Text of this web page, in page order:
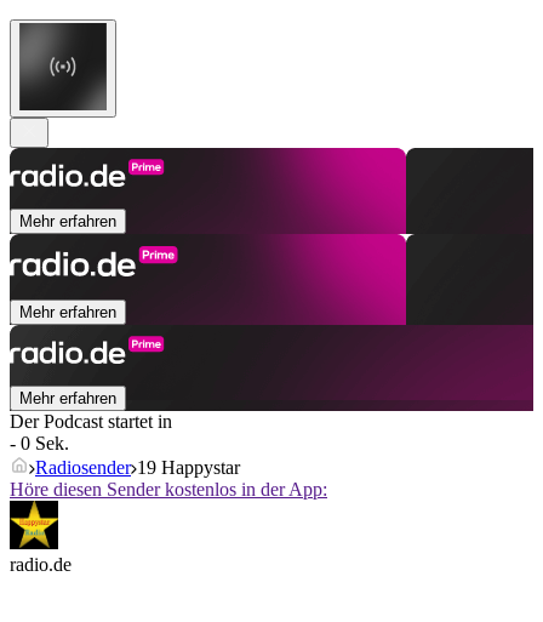
Mehr erfahren
Mehr erfahren
Mehr erfahren
Der Podcast startet in
- 0 Sek.
Radiosender 19 Happystar
Höre diesen Sender kostenlos in der App:
radio.de